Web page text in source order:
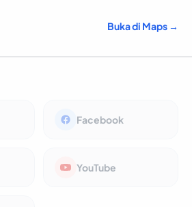
Buka di Maps →
Facebook
YouTube